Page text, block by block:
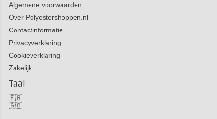
Algemene voorwaarden
Over Polyestershoppen.nl
Contactinformatie
Privacyverklaring
Cookieverklaring
Zakelijk
Taal
🇫🇷
🇬🇧